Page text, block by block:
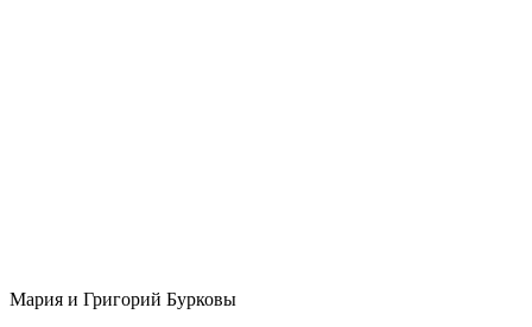
Мария и Григорий Бурковы